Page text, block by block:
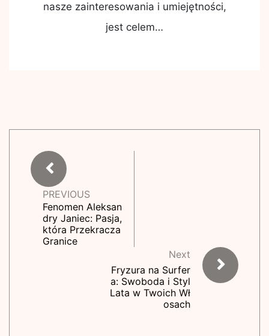
nasze zainteresowania i umiejętności,
jest celem…
PREVIOUS
Fenomen Aleksan
dry Janiec: Pasja,
która Przekracza
Granice
Next
Fryzura na Surfer
a: Swoboda i Styl
Lata w Twoich Wł
osach